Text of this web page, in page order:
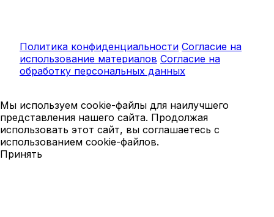
Политика конфиденциальности Согласие на
использование материалов Согласие на
обработку персональных данных
Мы используем cookie-файлы для наилучшего
представления нашего сайта. Продолжая
использовать этот сайт, вы соглашаетесь с
использованием cookie-файлов.
Принять